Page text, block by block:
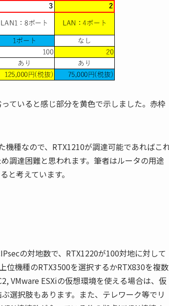
ていると感じ部分を黄色で示しました。赤枠
機種なので、RTX1210が調達可能であればこ
調達困難と思われます。筆者はルータの用途
と考えています。
の対地数で、RTX1220が100対地に対して
位機種のRTX3500を選択するかRTX830を複数
VMware ESXiの仮想環境を使える場合は、仮
選択肢もあります。また、テレワーク等でリ